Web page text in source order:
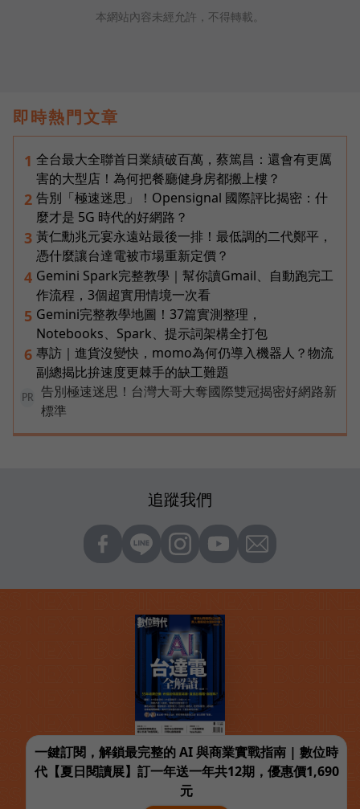
本網站內容未經允許，不得轉載。
即時熱門文章
1 全台最大全聯首日業績破百萬，蔡篤昌：還會有更厲
害的大型店！為何把餐廳健身房都搬上樓？
2 告別「極速迷思」！Opensignal 國際評比揭密：什
麼才是 5G 時代的好網路？
3 黃仁勳兆元宴永遠站最後一排！最低調的二代鄭平，
憑什麼讓台達電被市場重新定價？
4 Gemini Spark完整教學｜幫你讀Gmail、自動跑完工
作流程，3個超實用情境一次看
5 Gemini完整教學地圖！37篇實測整理，
Notebooks、Spark、提示詞架構全打包
6 專訪｜進貨沒變快，momo為何仍導入機器人？物流
副總揭比拚速度更棘手的缺工難題
PR
告別極速迷思！台灣大哥大奪國際雙冠揭密好網路新
標準
追蹤我們
一鍵訂閱，解鎖最完整的 AI 與商業實戰指南 | 數位時
代【夏日閱讀展】訂一年送一年共12期，優惠價1,690
元